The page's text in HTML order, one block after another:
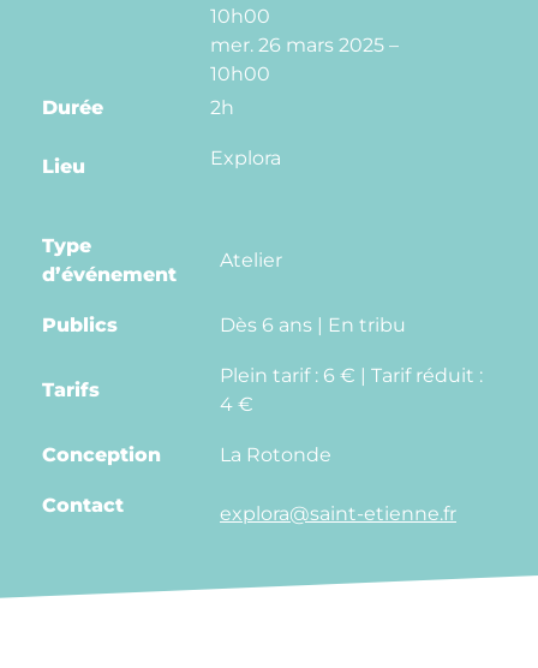
10h00
mer. 26 mars 2025 –
10h00
Durée
2h
Lieu Explora
Type
d’événement
Atelier
Publics Dès 6 ans | En tribu
Tarifs
Plein tarif : 6 € | Tarif réduit :
4 €
Conception La Rotonde
Contact explora@saint-etienne.fr